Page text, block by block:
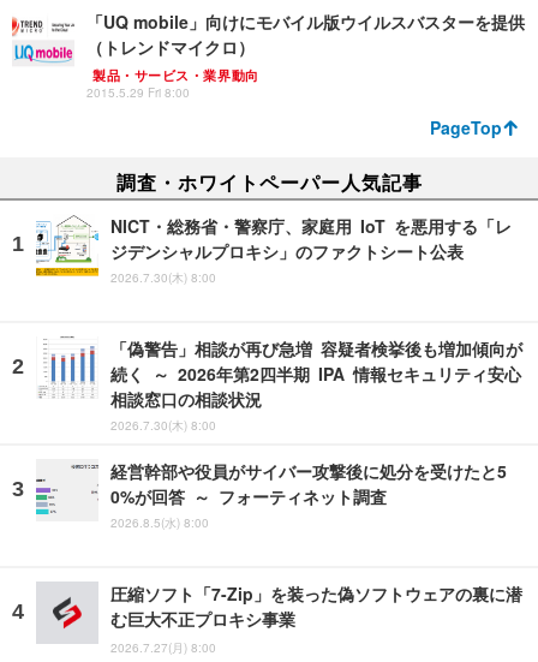
「UQ mobile」向けにモバイル版ウイルスバスターを提供
（トレンドマイクロ）
製品・サービス・業界動向
2015.5.29 Fri 8:00
PageTop
調査・ホワイトペーパー人気記事
NICT・総務省・警察庁、家庭用 IoT を悪用する「レ
ジデンシャルプロキシ」のファクトシート公表
2026.7.30(木) 8:00
「偽警告」相談が再び急増 容疑者検挙後も増加傾向が
続く ～ 2026年第2四半期 IPA 情報セキュリティ安心
相談窓口の相談状況
2026.7.30(木) 8:00
経営幹部や役員がサイバー攻撃後に処分を受けたと5
0%が回答 ～ フォーティネット調査
2026.8.5(水) 8:00
圧縮ソフト「7-Zip」を装った偽ソフトウェアの裏に潜
む巨大不正プロキシ事業
2026.7.27(月) 8:00